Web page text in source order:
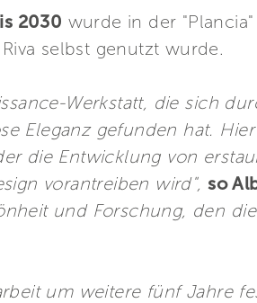
2030 wurde in der
selbst genutzt wurde.
Werkstatt, die sich
Eleganz gefunden hat.
die Entwicklung von
vorantreiben wird", so
und Forschung, den
um weitere fünf Jahre